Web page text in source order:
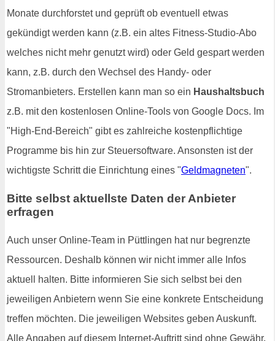
Monate durchforstet und geprüft ob eventuell etwas
gekündigt werden kann (z.B. ein altes Fitness-Studio-Abo
welches nicht mehr genutzt wird) oder Geld gespart werden
kann, z.B. durch den Wechsel des Handy- oder
Stromanbieters. Erstellen kann man so ein Haushaltsbuch
z.B. mit den kostenlosen Online-Tools von Google Docs. Im
"High-End-Bereich" gibt es zahlreiche kostenpflichtige
Programme bis hin zur Steuersoftware. Ansonsten ist der
wichtigste Schritt die Einrichtung eines "Geldmagneten".
Bitte selbst aktuellste Daten der Anbieter
erfragen
Auch unser Online-Team in Püttlingen hat nur begrenzte
Ressourcen. Deshalb können wir nicht immer alle Infos
aktuell halten. Bitte informieren Sie sich selbst bei den
jeweiligen Anbietern wenn Sie eine konkrete Entscheidung
treffen möchten. Die jeweiligen Websites geben Auskunft.
Alle Angaben auf diesem Internet-Auftritt sind ohne Gewähr.